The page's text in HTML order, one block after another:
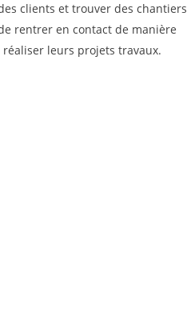
clients et trouver des chantiers
rentrer en contact de manière
leurs projets travaux.